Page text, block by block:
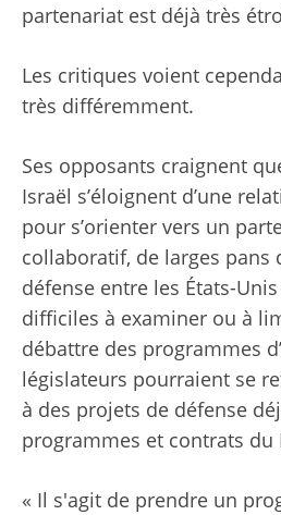
partenariat est déjà très
Les critiques voient
très différemment.
Ses opposants craignent
Israël s’éloignent d’une
pour s’orienter vers un
collaboratif, de larges pans
défense entre les États-
difficiles à examiner ou à
débattre des programmes
législateurs pourraient se
à des projets de défense
programmes et contrats du
« Il s'agit de prendre un